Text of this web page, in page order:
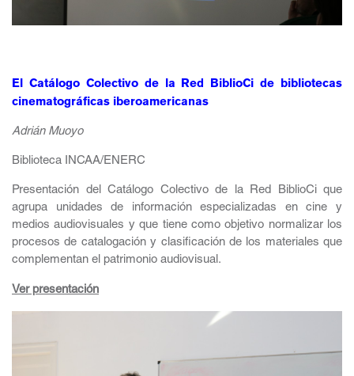
El Catálogo Colectivo de la Red BiblioCi de bibliotecas
cinematográficas iberoamericanas
Adrián Muoyo
Biblioteca INCAA/ENERC
Presentación del Catálogo Colectivo de la Red BiblioCi que
agrupa unidades de información especializadas en cine y
medios audiovisuales y que tiene como objetivo normalizar los
procesos de catalogación y clasificación de los materiales que
complementan el patrimonio audiovisual.
Ver presentación